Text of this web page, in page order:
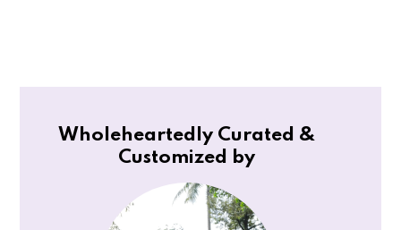
Wholeheartedly Curated &
Customized by